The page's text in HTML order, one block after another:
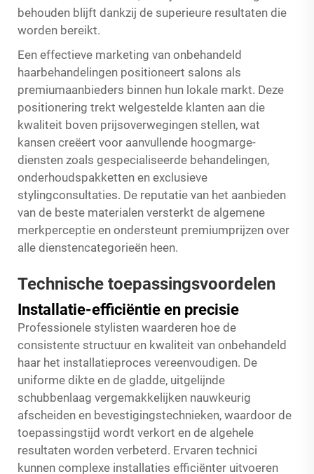
behouden blijft dankzij de superieure resultaten die
worden bereikt.
Een effectieve marketing van onbehandeld
haarbehandelingen positioneert salons als
premiumaanbieders binnen hun lokale markt. Deze
positionering trekt welgestelde klanten aan die
kwaliteit boven prijsoverwegingen stellen, wat
kansen creëert voor aanvullende hoogmarge-
diensten zoals gespecialiseerde behandelingen,
onderhoudspakketten en exclusieve
stylingconsultaties. De reputatie van het aanbieden
van de beste materialen versterkt de algemene
merkperceptie en ondersteunt premiumprijzen over
alle dienstencategorieën heen.
Technische toepassingsvoordelen
Installatie-efficiëntie en precisie
Professionele stylisten waarderen hoe de
consistente structuur en kwaliteit van onbehandeld
haar het installatieproces vereenvoudigen. De
uniforme dikte en de gladde, uitgelijnde
schubbenlaag vergemakkelijken nauwkeurig
afscheiden en bevestigingstechnieken, waardoor de
toepassingstijd wordt verkort en de algehele
resultaten worden verbeterd. Ervaren technici
kunnen complexe installaties efficiënter uitvoeren